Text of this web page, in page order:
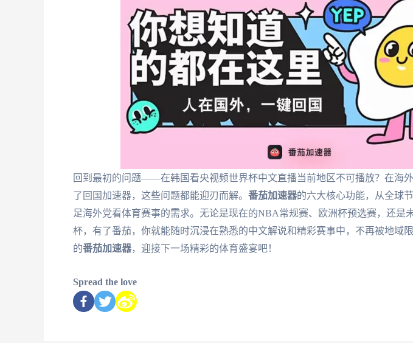
回到最初的问题——在韩国看央视频世界杯中文直播当前地区不可播放？在海
了回国加速器，这些问题都能迎刃而解。 番茄加速器的六大核心功能，从全球
足海外党看体育赛事的需求。无论是现在的NBA常规赛、欧洲杯预选赛，还是
杯，有了番茄，你就能随时沉浸在熟悉的中文解说和精彩赛事中，不再被地域
的番茄加速器，迎接下一场精彩的体育盛宴吧！
Spread the love